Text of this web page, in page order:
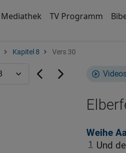
Mediathek TV Programm
Kapitel 8 Vers 30
Weihe
1 Und